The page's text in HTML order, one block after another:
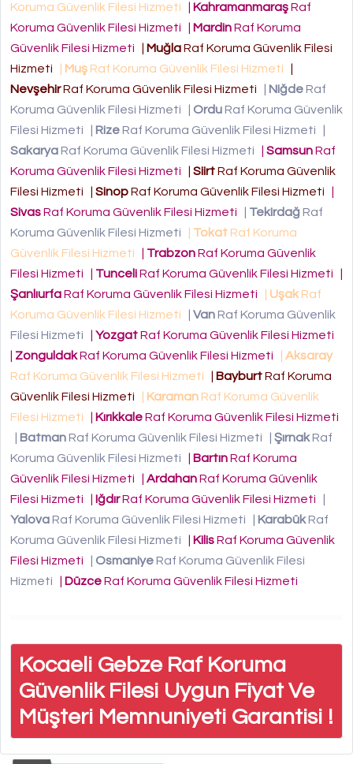
Koruma Güvenlik Filesi Hizmeti
KahramanmaraşRaf
Koruma Güvenlik Filesi Hizmeti
MardinRaf Koruma
Güvenlik Filesi Hizmeti
MuğlaRaf Koruma Güvenlik Filesi
Hizmeti
Muş Raf Koruma Güvenlik Filesi Hizmeti
NevşehirRaf Koruma Güvenlik Filesi Hizmeti NiğdeRaf
Koruma Güvenlik Filesi Hizmeti
OrduRaf Koruma Güvenlik
Filesi Hizmeti
RizeRaf Koruma Güvenlik Filesi Hizmeti
SakaryaRaf Koruma Güvenlik Filesi Hizmeti SamsunRaf
Koruma Güvenlik Filesi Hizmeti
SiirtRaf Koruma Güvenlik
Filesi Hizmeti
SinopRaf Koruma Güvenlik Filesi Hizmeti
SivasRaf Koruma Güvenlik Filesi Hizmeti Tekirdağ Raf
Koruma Güvenlik Filesi Hizmeti
Tokat Raf Koruma
Güvenlik Filesi Hizmeti
TrabzonRaf Koruma Güvenlik
Filesi Hizmeti
TunceliRaf Koruma Güvenlik Filesi Hizmeti
ŞanlıurfaRaf Koruma Güvenlik Filesi Hizmeti UşakRaf
Koruma Güvenlik Filesi Hizmeti
VanRaf Koruma Güvenlik
Filesi Hizmeti
YozgatRaf Koruma Güvenlik Filesi Hizmeti
ZonguldakRaf Koruma Güvenlik Filesi Hizmeti
Aksaray
Raf Koruma Güvenlik Filesi Hizmeti
BayburtRaf Koruma
Güvenlik Filesi Hizmeti
Karaman Raf Koruma Güvenlik
Filesi Hizmeti
KırıkkaleRaf Koruma Güvenlik Filesi Hizmeti
BatmanRaf Koruma Güvenlik Filesi Hizmeti ŞırnakRaf
Koruma Güvenlik Filesi Hizmeti
BartınRaf Koruma
Güvenlik Filesi Hizmeti
ArdahanRaf Koruma Güvenlik
Filesi Hizmeti
IğdırRaf Koruma Güvenlik Filesi Hizmeti
YalovaRaf Koruma Güvenlik Filesi Hizmeti KarabükRaf
Koruma Güvenlik Filesi Hizmeti
KilisRaf Koruma Güvenlik
Filesi Hizmeti
OsmaniyeRaf Koruma Güvenlik Filesi
Hizmeti
DüzceRaf Koruma Güvenlik Filesi Hizmeti
Kocaeli Gebze Raf Koruma
Güvenlik Filesi Uygun Fiyat Ve
Müşteri Memnuniyeti Garantisi !